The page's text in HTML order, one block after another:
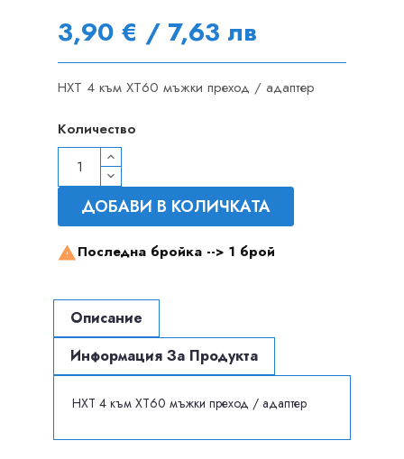
3,90 € / 7,63 лв
HXT 4 към XT60 мъжки преход / адаптер
Количество
ДОБАВИ В КОЛИЧКАТА
 Последна бройка --> 1 брой
Описание
Информация За Продукта
HXT 4 към XT60 мъжки преход / адаптер